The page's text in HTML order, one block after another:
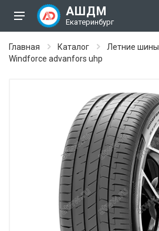
АШДМ
Екатеринбург
Главная Каталог Летние шины
Windforce advanfors uhp